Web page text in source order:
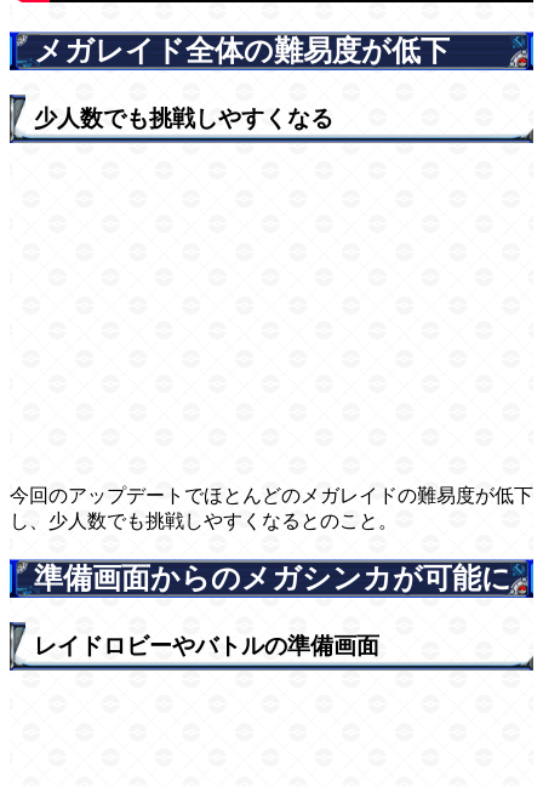
メガレイド全体の難易度が低下
少人数でも挑戦しやすくなる
今回のアップデートでほとんどのメガレイドの難易度が低下
し、少人数でも挑戦しやすくなるとのこと。
準備画面からのメガシンカが可能に
レイドロビーやバトルの準備画面